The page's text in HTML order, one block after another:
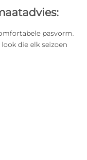
pasvorm.
die elk seizoen